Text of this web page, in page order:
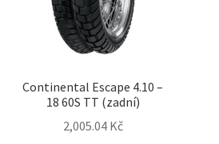
Continental Escape 4.10 –
18 60S TT (zadní)
2,005.04 Kč